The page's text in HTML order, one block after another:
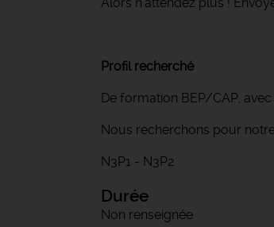
Profil recherché
De formation BEP/CAP,
Nous recherchons pour
N3P1 - N3P2
Durée
Non renseignée